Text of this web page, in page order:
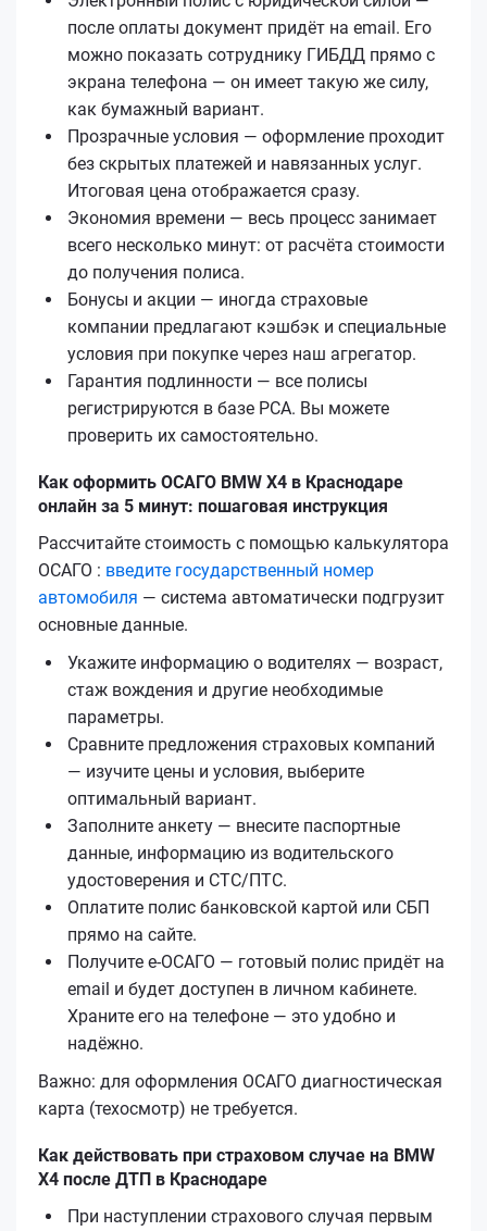
после оплаты документ придёт на email. Его
можно показать сотруднику ГИБДД прямо с
экрана телефона — он имеет такую же силу,
как бумажный вариант.
Прозрачные условия — оформление проходит
без скрытых платежей и навязанных услуг.
Итоговая цена отображается сразу.
Экономия времени — весь процесс занимает
всего несколько минут: от расчёта стоимости
до получения полиса.
Бонусы и акции — иногда страховые
компании предлагают кэшбэк и специальные
условия при покупке через наш агрегатор.
Гарантия подлинности — все полисы
регистрируются в базе РСА. Вы можете
проверить их самостоятельно.
Как оформить ОСАГО BMW X4 в Краснодаре
онлайн за 5 минут: пошаговая инструкция
Рассчитайте стоимость с помощью калькулятора
ОСАГО : введите государственный номер
автомобиля — система автоматически подгрузит
основные данные.
Укажите информацию о водителях — возраст,
стаж вождения и другие необходимые
параметры.
Сравните предложения страховых компаний
— изучите цены и условия, выберите
оптимальный вариант.
Заполните анкету — внесите паспортные
данные, информацию из водительского
удостоверения и СТС/ПТС.
Оплатите полис банковской картой или СБП
прямо на сайте.
Получите е‑ОСАГО — готовый полис придёт на
email и будет доступен в личном кабинете.
Храните его на телефоне — это удобно и
надёжно.
Важно: для оформления ОСАГО диагностическая
карта (техосмотр) не требуется.
Как действовать при страховом случае на BMW
X4 после ДТП в Краснодаре
При наступлении страхового случая первым